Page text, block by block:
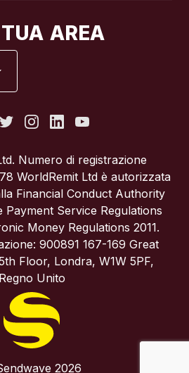
AREA
Numero di registrazione
WorldRemit Ltd è autorizzata
Financial Conduct Authority
Payment Service Regulations
Money Regulations 2011.
900891 167-169 Great
Floor, Londra, W1W 5PF,
Regno Unito
2026